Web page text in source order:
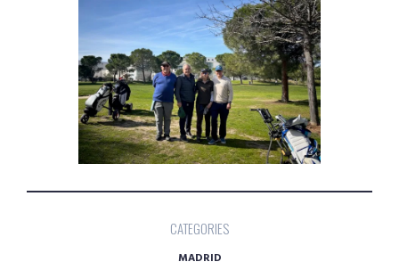
CATEGORIES
MADRID